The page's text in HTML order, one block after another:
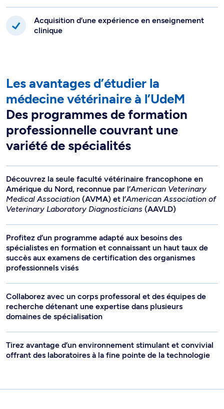
Acquisition d’une expérience en enseignement
clinique
Les avantages d’étudier la
médecine vétérinaire à l’UdeM
Des programmes de formation
professionnelle couvrant une
variété de spécialités
Découvrez la seule faculté vétérinaire francophone en
Amérique du Nord, reconnue par l’American Veterinary
Medical Association (AVMA) et l’American Association of
Veterinary Laboratory Diagnosticians (AAVLD)
Profitez d’un programme adapté aux besoins des
spécialistes en formation et connaissant un haut taux de
succès aux examens de certification des organismes
professionnels visés
Collaborez avec un corps professoral et des équipes de
recherche détenant une expertise dans plusieurs
domaines de spécialisation
Tirez avantage d’un environnement stimulant et convivial
offrant des laboratoires à la fine pointe de la technologie